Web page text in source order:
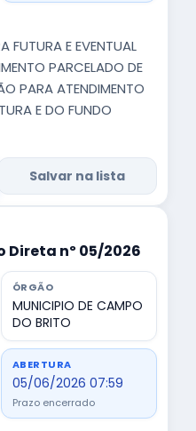
FUTURA E EVENTUAL
PARCELADO DE
PARA ATENDIMENTO
E DO FUNDO
Salvar na lista
nº 05/2026
ÓRGÃO
MUNICIPIO DE CAMPO
DO BRITO
ABERTURA
05/06/2026 07:59
Prazo encerrado